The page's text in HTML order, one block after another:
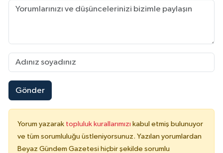
Gönder
Yorum yazarak topluluk kurallarımızı kabul etmiş bulunuyor
ve tüm sorumluluğu üstleniyorsunuz. Yazılan yorumlardan
Beyaz Gündem Gazetesi hiçbir şekilde sorumlu